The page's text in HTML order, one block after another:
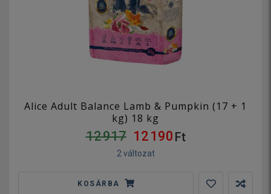
Alice Adult Balance Lamb & Pumpkin (17 + 1
kg) 18 kg
12 917 12 190 Ft
2 változat
KOSÁRBA